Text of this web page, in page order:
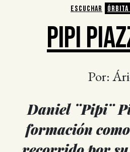
ESCUCHAR
PIPI
Por:
Daniel ¨Pipi¨
formación